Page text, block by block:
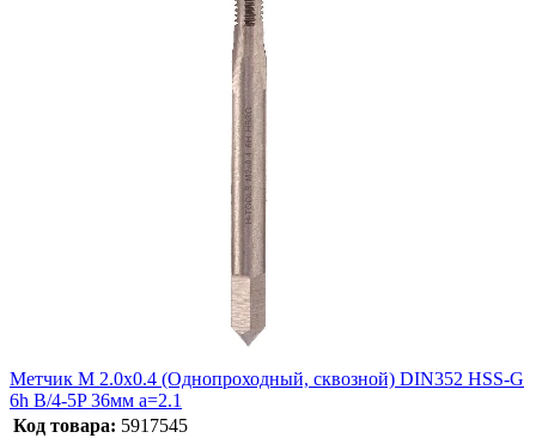
Метчик М 2.0х0.4 (Однопроходный, сквозной) DIN352 HSS-G
6h B/4-5P 36мм a=2.1
Код товара: 5917545